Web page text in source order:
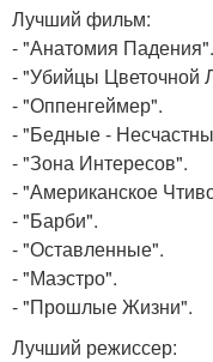
Лучший фильм:
- "Анатомия Падения".
- "Убийцы Цветочной
- "Оппенгеймер".
- "Бедные -
- "Зона Интересов".
- "Американское
- "Барби".
- "Оставленные".
- "Маэстро".
- "Прошлые Жизни".
Лучший режиссер: